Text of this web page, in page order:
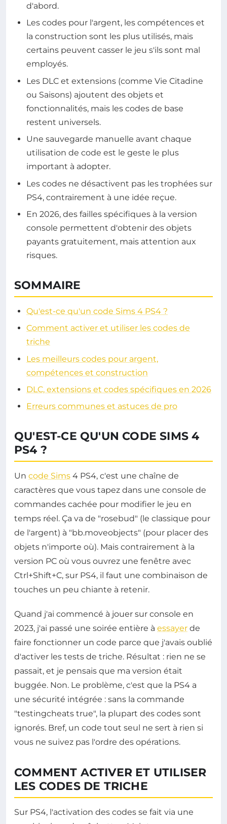
d'abord.
Les codes pour l'argent, les compétences et
la construction sont les plus utilisés, mais
certains peuvent casser le jeu s'ils sont mal
employés.
Les DLC et extensions (comme Vie Citadine
ou Saisons) ajoutent des objets et
fonctionnalités, mais les codes de base
restent universels.
Une sauvegarde manuelle avant chaque
utilisation de code est le geste le plus
important à adopter.
Les codes ne désactivent pas les trophées sur
PS4, contrairement à une idée reçue.
En 2026, des failles spécifiques à la version
console permettent d'obtenir des objets
payants gratuitement, mais attention aux
risques.
SOMMAIRE
Qu'est-ce qu'un code Sims 4 PS4 ?
Comment activer et utiliser les codes de
triche
Les meilleurs codes pour argent,
compétences et construction
DLC, extensions et codes spécifiques en 2026
Erreurs communes et astuces de pro
QU'EST-CE QU'UN CODE SIMS 4
PS4 ?
Un code Sims 4 PS4, c'est une chaîne de
caractères que vous tapez dans une console de
commandes cachée pour modifier le jeu en
temps réel. Ça va de "rosebud" (le classique pour
de l'argent) à "bb.moveobjects" (pour placer des
objets n'importe où). Mais contrairement à la
version PC où vous ouvrez une fenêtre avec
Ctrl+Shift+C, sur PS4, il faut une combinaison de
touches un peu chiante à retenir.
Quand j'ai commencé à jouer sur console en
2023, j'ai passé une soirée entière à essayer de
faire fonctionner un code parce que j'avais oublié
d'activer les tests de triche. Résultat : rien ne se
passait, et je pensais que ma version était
buggée. Non. Le problème, c'est que la PS4 a
une sécurité intégrée : sans la commande
"testingcheats true", la plupart des codes sont
ignorés. Bref, un code tout seul ne sert à rien si
vous ne suivez pas l'ordre des opérations.
COMMENT ACTIVER ET UTILISER
LES CODES DE TRICHE
Sur PS4, l'activation des codes se fait via une